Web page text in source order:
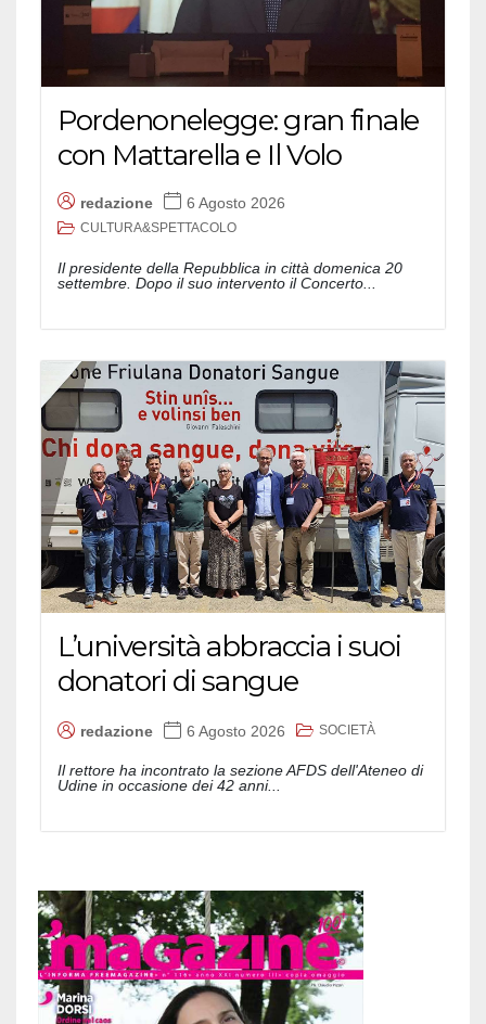
Pordenonelegge: gran finale
con Mattarella e Il Volo
redazione 6 Agosto 2026
CULTURA&SPETTACOLO
Il presidente della Repubblica in città domenica 20
settembre. Dopo il suo intervento il Concerto...
L’università abbraccia i suoi
donatori di sangue
redazione 6 Agosto 2026 SOCIETÀ
Il rettore ha incontrato la sezione AFDS dell'Ateneo di
Udine in occasione dei 42 anni...